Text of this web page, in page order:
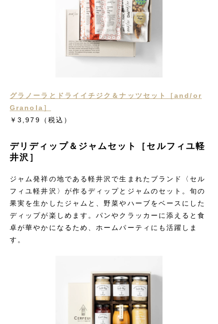
グラノーラとドライイチジク＆ナッツセット［and/or
Granola］
￥3,979
（税込）
デリディップ＆ジャムセット［セルフィユ軽
井沢］
ジャム発祥の地である軽井沢で生まれたブランド〈セル
フィユ軽井沢〉が作るディップとジャムのセット。旬の
果実を生かしたジャムと、野菜やハーブをベースにした
ディップが楽しめます。パンやクラッカーに添えると食
卓が華やかになるため、ホームパーティにも活躍しま
す。